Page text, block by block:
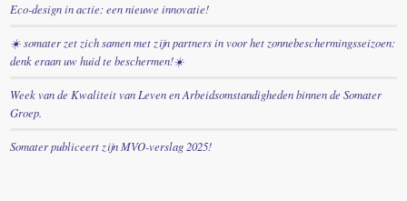
Eco-design in actie: een nieuwe innovatie!
☀️ somater zet zich samen met zijn partners in voor het zonnebeschermingsseizoen:
denk eraan uw huid te beschermen!☀️
Week van de Kwaliteit van Leven en Arbeidsomstandigheden binnen de Somater
Groep.
Somater publiceert zijn MVO-verslag 2025!